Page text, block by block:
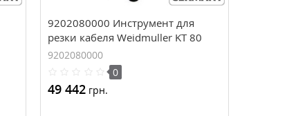
9202080000 Инструмент для
резки кабеля Weidmuller KT 80
(630 мм.кв)
9202080000
0
49 442 грн.